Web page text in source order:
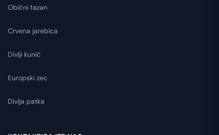
Obični fazan
Crvena jarebica
Divlji kunić
Europski zec
Divlja patka